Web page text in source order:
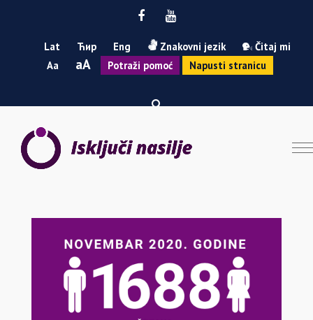
FacebookYoutube
Lat Ћир Eng Znakovni jezik
Čitaj mi
ASmanjiA Povećaj
Potraži pomoć Napusti stranicu